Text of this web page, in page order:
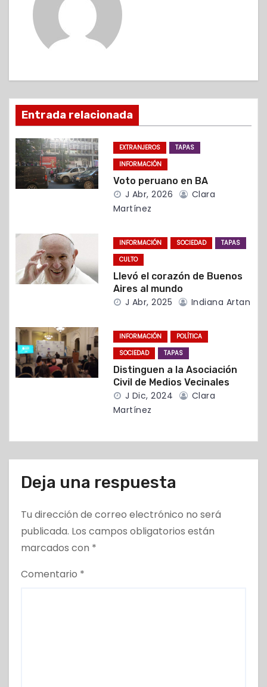
i
ó
n
d
e
n
t
r
d
a
Entrada relacionada
EXTRANJEROS
TAPAS
INFORMACIÓN
Voto peruano en BA
J Abr, 2026
Clara
Martínez
INFORMACIÓN SOCIEDAD
TAPAS
CULTO
Llevó el corazón de Buenos
Aires al mundo
J Abr, 2025 Indiana Artan
INFORMACIÓN
POLÍTICA
SOCIEDAD
TAPAS
Distinguen a la Asociación
Civil de Medios Vecinales
J Dic, 2024
Clara
Martínez
Deja una respuesta
Tu dirección de correo electrónico no será
publicada. Los campos obligatorios están
marcados con *
Comentario *